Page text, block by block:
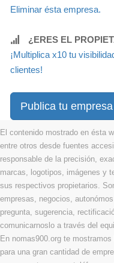
Eliminar ésta empresa.
¿ERES EL
¡Multiplica x10 tu
clientes!
Publica tu empresa
El contenido mostrado en ésta
entre otros desde fuentes
responsable de la precisión,
marcas, logotipos, imágenes y
sus respectivos propietarios.
empresas, negocios,
pregunta, sugerencia,
comunicarnoslo a través del
En nomas900.org te
para una gran cantidad de